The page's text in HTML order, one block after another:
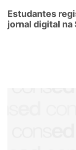
Estudantes
jornal digital na